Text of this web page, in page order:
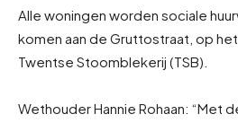
Alle woningen worden sociale
komen aan de Gruttostraat, op
Twentse Stoomblekerij (TSB).
Wethouder Hannie Rohaan: “Met